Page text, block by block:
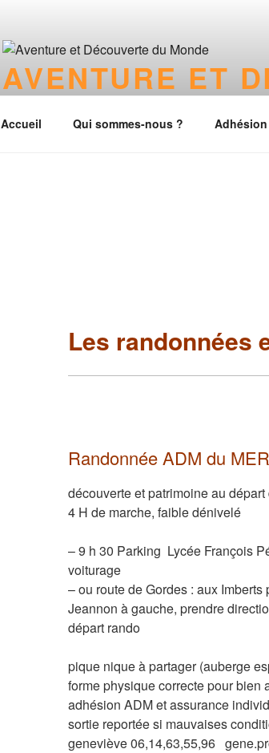
AVENTURE ET
Accueil Qui sommes-nous ? Adhésion
Les randonnées
Randonnée ADM du
découverte et patrimoine au
4 H de marche, faible dénivelé
– 9 h 30 Parking Lycée François
voiturage
– ou route de Gordes : aux
Jeannon à gauche, prendre
départ rando
pique nique à partager (auberge
forme physique correcte pour bien
adhésion ADM et assurance
sortie reportée si mauvaises
geneviève 06,14,63,55,96